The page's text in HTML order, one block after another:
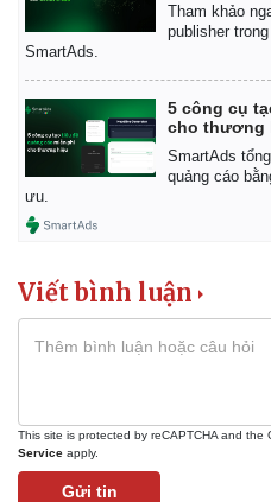
Tham khảo
publisher
SmartAds.
5 công cụ
cho thương
SmartAds
quảng cáo
ưu.
Viết bình luận
This site is protected by reCAPTCHA and the
Service apply.
Gửi tin